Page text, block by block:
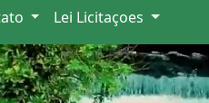
Lei Licitaçoes